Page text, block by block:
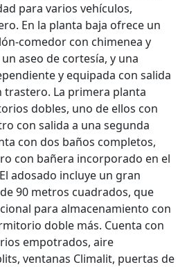
para varios vehículos,
En la planta baja ofrece un
comedor con chimenea y
aseo de cortesía, y una
y equipada con salida
trastero. La primera planta
dobles, uno de ellos con
con salida a una segunda
con dos baños completos,
con bañera incorporado en el
adosado incluye un gran
90 metros cuadrados, que
para almacenamiento con
doble más. Cuenta con
empotrados, aire
ventanas Climalit, puertas de